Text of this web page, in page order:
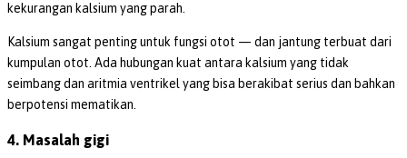
kekurangan kalsium yang parah.
Kalsium sangat penting untuk fungsi otot — dan jantung terbuat dari
kumpulan otot. Ada hubungan kuat antara kalsium yang tidak
seimbang dan aritmia ventrikel yang bisa berakibat serius dan bahkan
berpotensi mematikan.
4. Masalah gigi